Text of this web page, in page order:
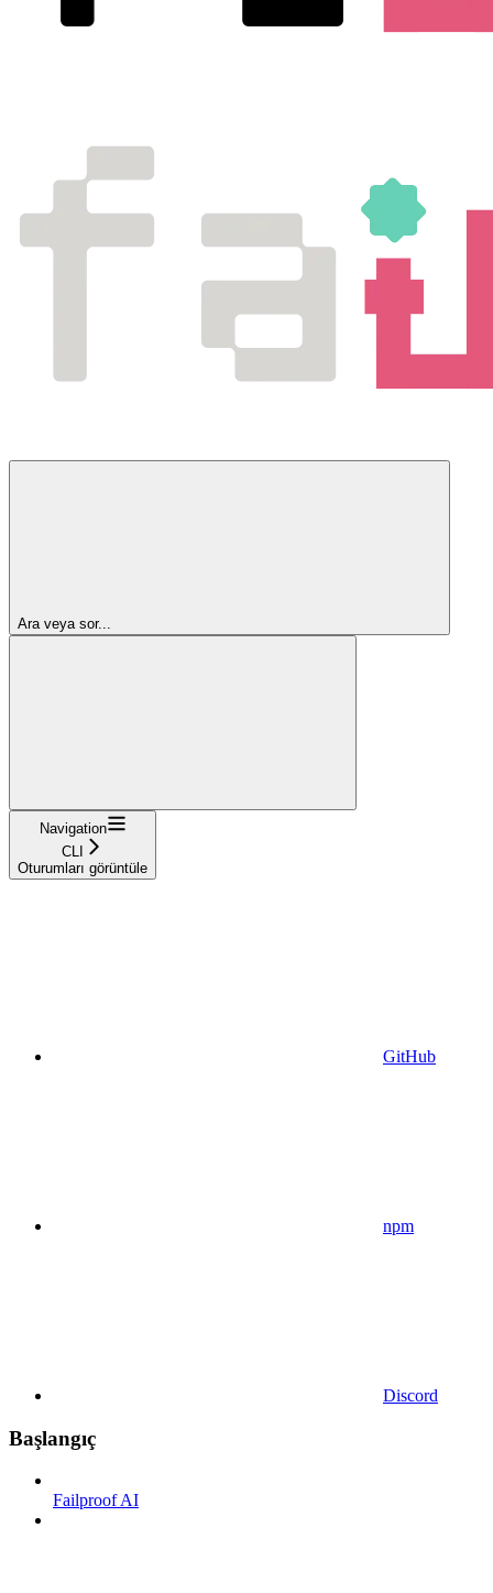
Ara veya sor...
Navigation
CLI
Oturumları görüntüle
GitHub
npm
Discord
Başlangıç
Failproof AI